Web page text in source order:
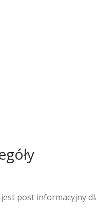
post informacyjny